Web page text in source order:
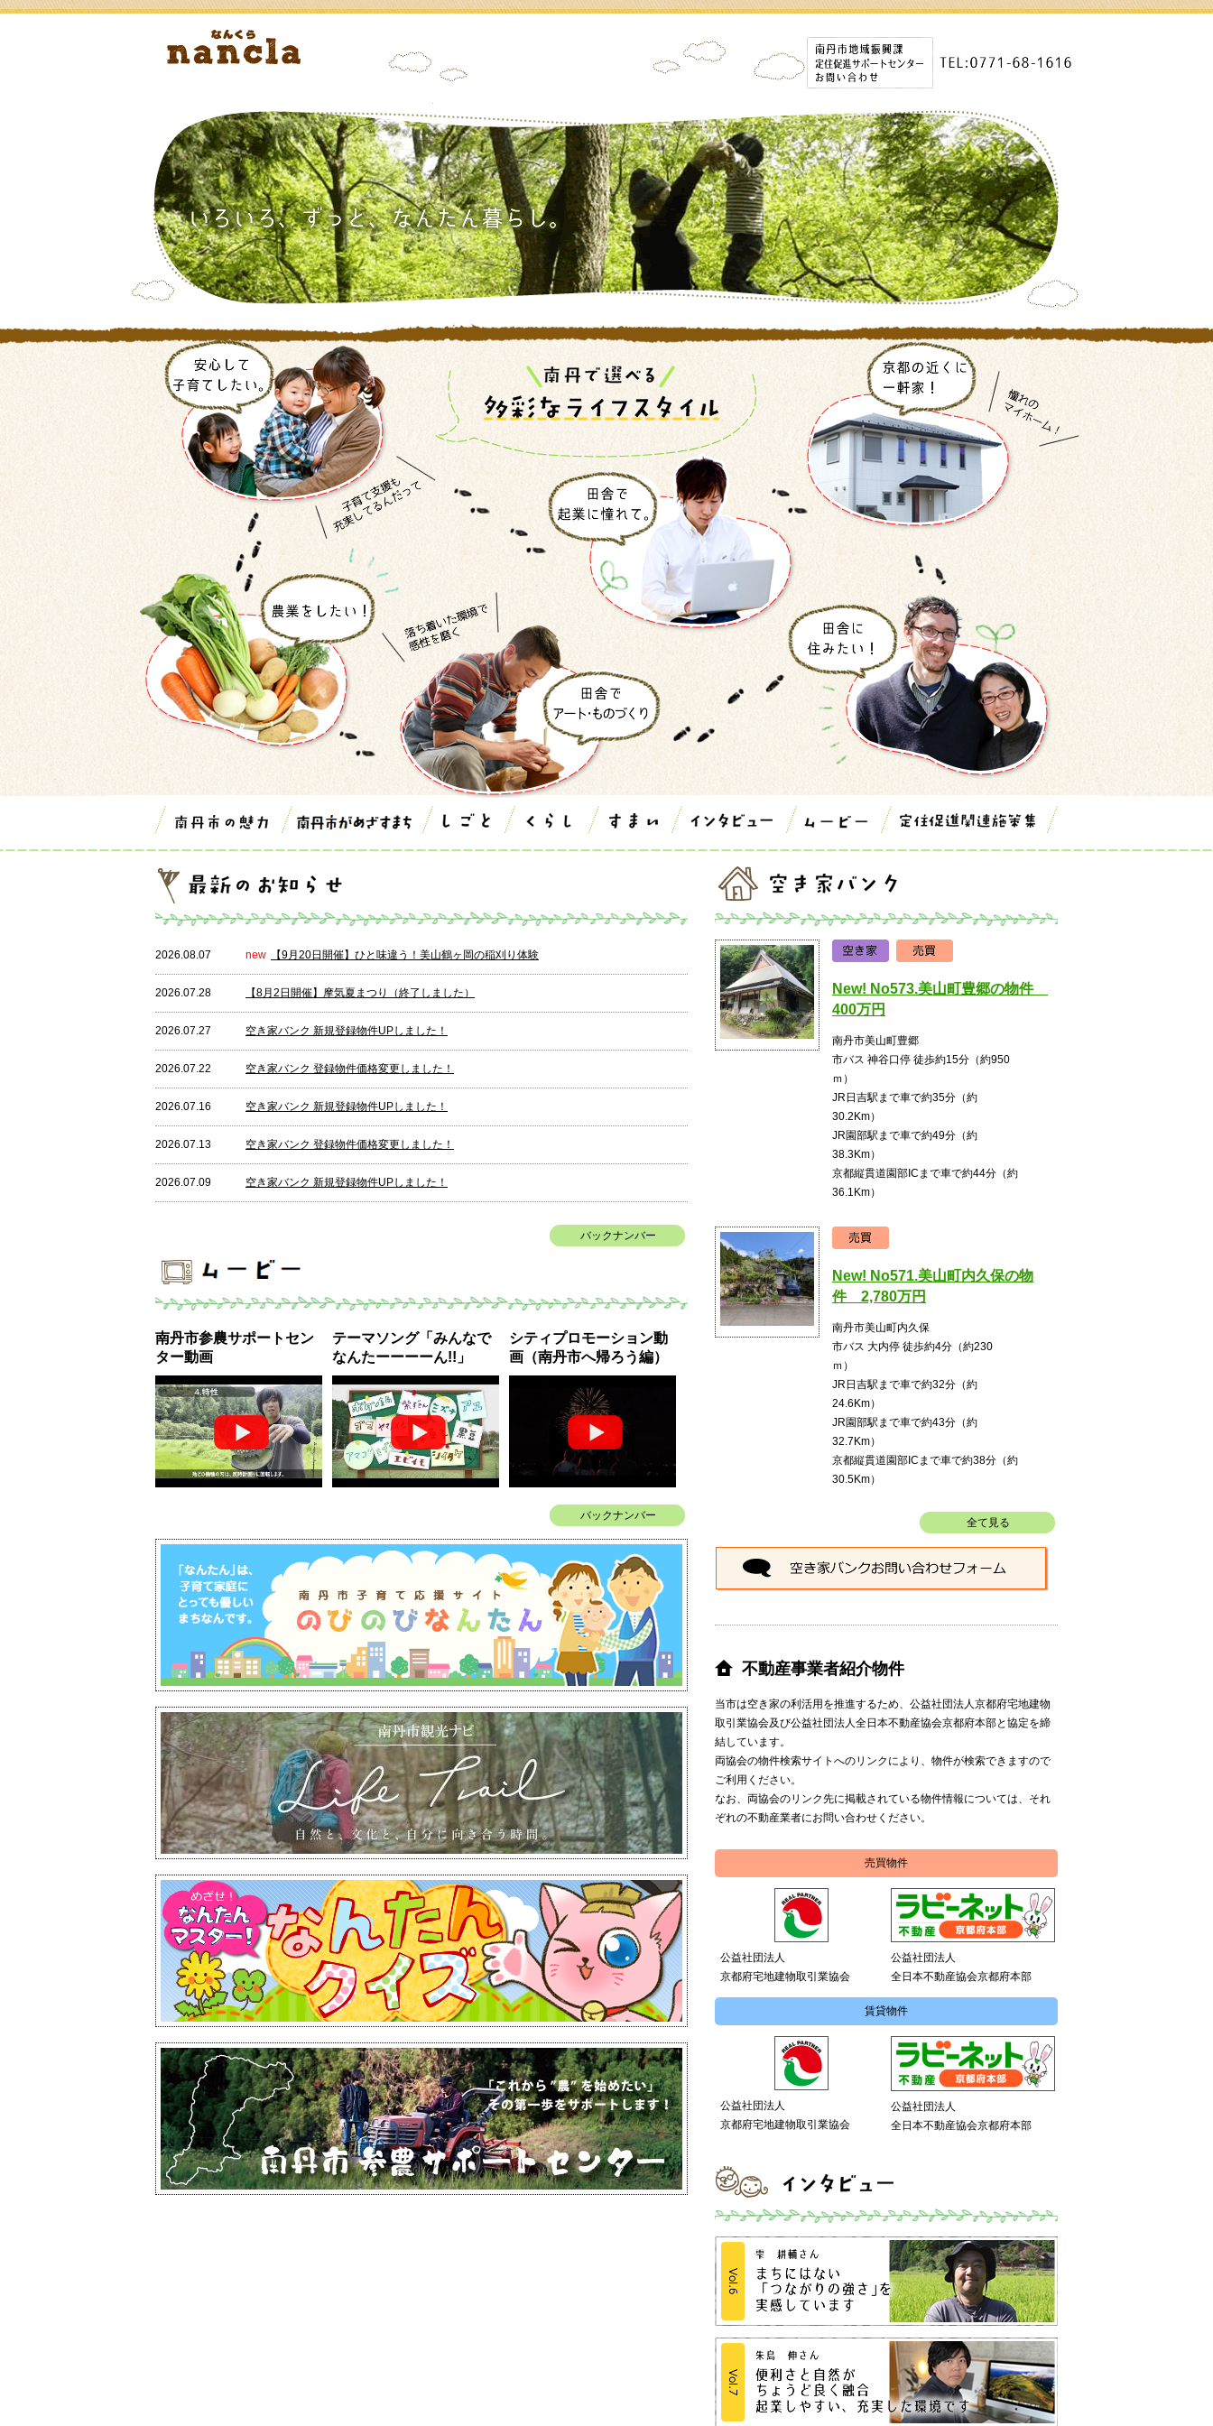
2026.08.07 new 【9月20日開催】ひと味違う！美山鶴ヶ岡の稲刈り体験
2026.07.28 【8月2日開催】摩気夏まつり（終了しました）
2026.07.27 空き家バンク 新規登録物件UPしました！
2026.07.22 空き家バンク 登録物件価格変更しました！
2026.07.16 空き家バンク 新規登録物件UPしました！
2026.07.13 空き家バンク 登録物件価格変更しました！
2026.07.09 空き家バンク 新規登録物件UPしました！
バックナンバー
南丹市参農サポートセン
ター動画
テーマソング「みんなで
なんたーーーーん!!」
シティプロモーション動
画（南丹市へ帰ろう編）
バックナンバー
New! No573.美山町豊郷の物件
400万円
南丹市美山町豊郷
市バス 神谷口停 徒歩約15分（約950
JR日吉駅まで車で約35分（約
JR園部駅まで車で約49分（約
京都縦貫道園部ICまで車で約44分（約
36.1Km）
New! No571.美山町内久保の物
件 2,780万円
南丹市美山町内久保
市バス 大内停 徒歩約4分（約230
JR日吉駅まで車で約32分（約
JR園部駅まで車で約43分（約
京都縦貫道園部ICまで車で約38分（約
30.5Km）
全て見る
不動産事業者紹介物件
当市は空き家の利活用を推進するため、公益社団法人京都府宅地建物
取引業協会及び公益社団法人全日本不動産協会京都府本部と協定を締
結しています。
両協会の物件検索サイトへのリンクにより、物件が検索できますので
ご利用ください。
なお、両協会のリンク先に掲載されている物件情報については、それ
ぞれの不動産業者にお問い合わせください。
売買物件
公益社団法人
京都府宅地建物取引業協会
公益社団法人
全日本不動産協会京都府本部
賃貸物件
公益社団法人
京都府宅地建物取引業協会
公益社団法人
全日本不動産協会京都府本部